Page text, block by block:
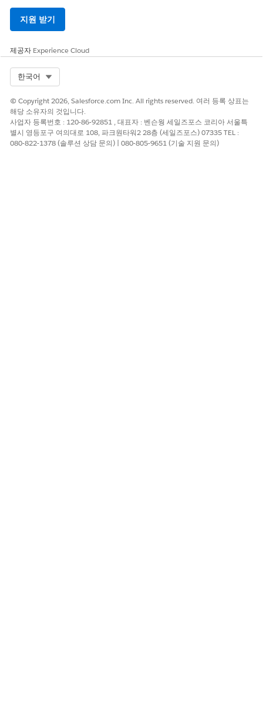
예 아니요
지원 받기
제공자 Experience Cloud
한국어
© Copyright 2026, Salesforce.com Inc. All rights reserved. 여러 등록 상표는
해당 소유자의 것입니다.
사업자 등록번호 : 120-86-92851 , 대표자 : 벤슨웡 세일즈포스 코리아 서울특
별시 영등포구 여의대로 108, 파크원타워2 28층 (세일즈포스) 07335 TEL :
080-822-1378 (솔루션 상담 문의) | 080-805-9651 (기술 지원 문의)